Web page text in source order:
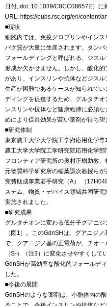
日付, doi: 10.1039/C8CC08657E）に
URL: https://pubs.rsc.org/en/content/
■現状
細胞内では、免疫グロブリンやイン
パク質が大量に生産されます。タン
フォールディングと呼ばれる、ジス
形成が欠かせません。しかし、酸化
があり、インスリンや抗体などジス
生産が困難であるケースが知られて
ディングを促進するため、グルタチ
ンスリンや抗体など健康維持に必須
めにより促進効果が高い薬剤が待ち望
■研究体制
東京農工大学大学院工学府応用化学
農工大学大学院工学研究院応用化学
フロンティア研究所の奥村正樹助教
元物質科学研究所の稲葉謙次教授ら
究費助成事業若手研究（A） （
ステム、物質・デバイス領域共同研
実施されました。
■研究成果
グルタチオンに変わる低分子グアニ
（図1）。このGdnSHは、グアニジ
で、グアニジノ基の正電荷が、チオ
（S-）（注3）に変化させやすくして
GdnSHが高効率な酸化的フォールデ
した。
■今後の展開
GdnSHのような薬剤は、小胞体内の